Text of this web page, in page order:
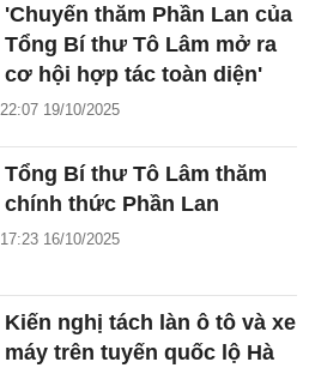
'Chuyến thăm Phần Lan của
Tổng Bí thư Tô Lâm mở ra
cơ hội hợp tác toàn diện'
22:07 19/10/2025
Tổng Bí thư Tô Lâm thăm
chính thức Phần Lan
17:23 16/10/2025
Kiến nghị tách làn ô tô và xe
máy trên tuyến quốc lộ Hà